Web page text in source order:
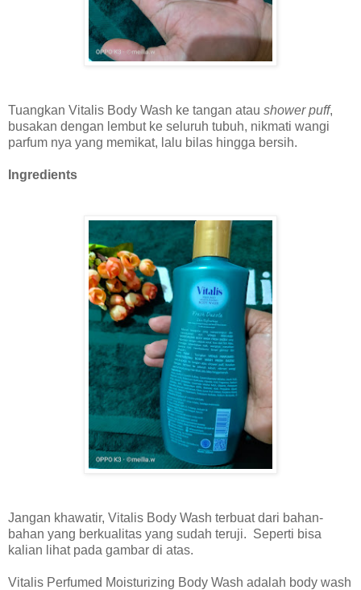
Tuangkan Vitalis Body Wash ke tangan atau shower puff,
busakan dengan lembut ke seluruh tubuh, nikmati wangi
parfum nya yang memikat, lalu bilas hingga bersih.
Ingredients
Jangan khawatir, Vitalis Body Wash terbuat dari bahan-
bahan yang berkualitas yang sudah teruji. Seperti bisa
kalian lihat pada gambar di atas.
Vitalis Perfumed Moisturizing Body Wash adalah body wash